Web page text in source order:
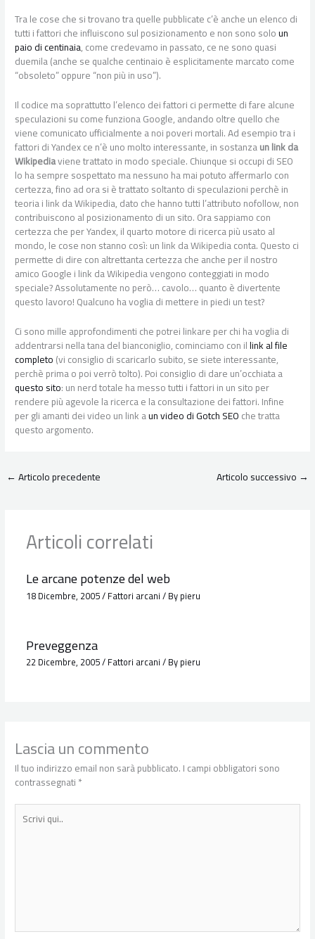
Tra le cose che si trovano tra quelle pubblicate c’è anche un elenco di
tutti i fattori che influiscono sul posizionamento e non sono soloun
paio di centinaia, come credevamo in passato, ce ne sono quasi
duemila (anche se qualche centinaio è esplicitamente marcato come
“obsoleto” oppure “non più in uso”).
Il codice ma soprattutto l’elenco dei fattori ci permette di fare alcune
speculazioni su come funziona Google, andando oltre quello che
viene comunicato ufficialmente a noi poveri mortali. Ad esempio tra i
fattori di Yandex ce n’è uno molto interessante, in sostanzaun link da
Wikipediaviene trattato in modo speciale. Chiunque si occupi di SEO
lo ha sempre sospettato ma nessuno ha mai potuto affermarlo con
certezza, fino ad ora si è trattato soltanto di speculazioni perchè in
teoria i link da Wikipedia, dato che hanno tutti l’attributo nofollow, non
contribuiscono al posizionamento di un sito. Ora sappiamo con
certezza che per Yandex, il quarto motore di ricerca più usato al
mondo, le cose non stanno così: un link da Wikipedia conta. Questo ci
permette di dire con altrettanta certezza che anche per il nostro
amico Google i link da Wikipedia vengono conteggiati in modo
speciale? Assolutamente no però… cavolo… quanto è divertente
questo lavoro! Qualcuno ha voglia di mettere in piedi un test?
Ci sono mille approfondimenti che potrei linkare per chi ha voglia di
addentrarsi nella tana del bianconiglio, cominciamo con illink al file
completo(vi consiglio di scaricarlo subito, se siete interessante,
perchè prima o poi verrò tolto). Poi consiglio di dare un’occhiata a
questo sito: un nerd totale ha messo tutti i fattori in un sito per
rendere più agevole la ricerca e la consultazione dei fattori. Infine
per gli amanti dei video un link aun video di Gotch SEOche tratta
questo argomento.
←Articolo precedente Articolo successivo →
Articoli correlati
Le arcane potenze del web
18 Dicembre, 2005/Fattori arcani/ Bypieru
Preveggenza
22 Dicembre, 2005/Fattori arcani/ Bypieru
Lascia un commento
Il tuo indirizzo email non sarà pubblicato.I campi obbligatori sono
contrassegnati*
Scrivi
qui..